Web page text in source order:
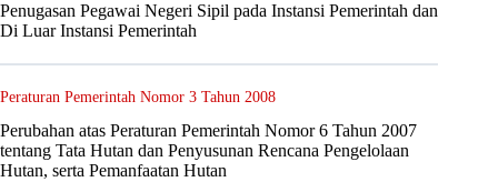
Penugasan Pegawai Negeri Sipil pada Instansi Pemerintah dan
Di Luar Instansi Pemerintah
Peraturan Pemerintah Nomor 3 Tahun 2008
Perubahan atas Peraturan Pemerintah Nomor 6 Tahun 2007
tentang Tata Hutan dan Penyusunan Rencana Pengelolaan
Hutan, serta Pemanfaatan Hutan